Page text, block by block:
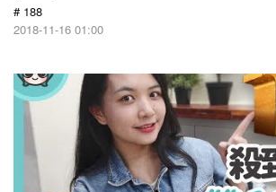
# 188
2018-11-16 01:00